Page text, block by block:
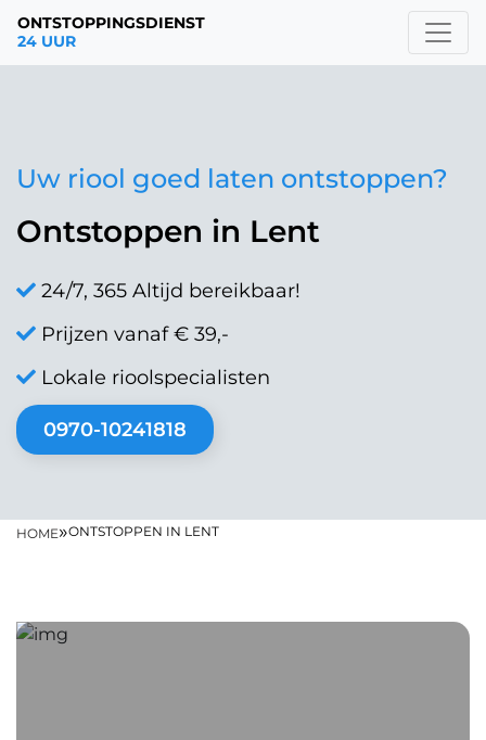
ONTSTOPPINGSDIENST
24 UUR
Uw riool goed laten ontstoppen?
Ontstoppen in Lent
24/7, 365 Altijd bereikbaar!
Prijzen vanaf € 39,-
Lokale rioolspecialisten
0970-10241818
HOME»ONTSTOPPEN IN LENT